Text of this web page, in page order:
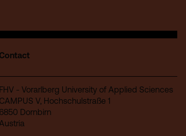
FHV - Vorarlberg University of Applied Sciences
CAMPUS V, Hochschulstraße 1
6850 Dornbirn
Austria